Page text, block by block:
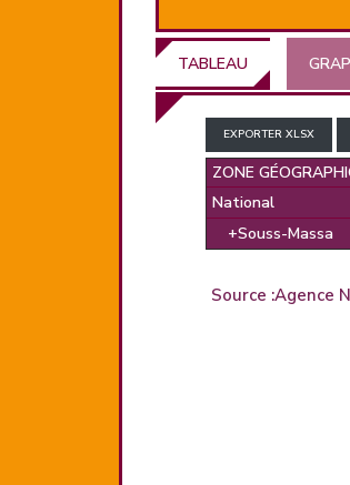
TABLEAU
EXPORTER XLSX
ZONE
National
+Souss-Massa
Source :Agence